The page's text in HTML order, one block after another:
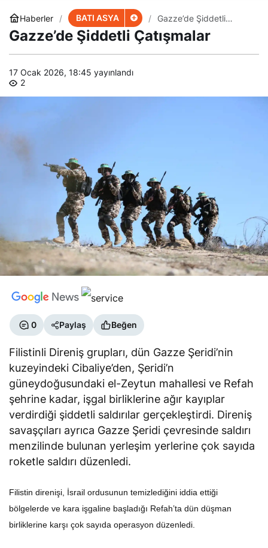
Haberler BATI ASYA
Gazze’de Şiddetli
Çatışmalar
Gazze’de Şiddetli Çatışmalar
17 Ocak 2026, 18:45 yayınlandı
2
0 Paylaş Beğen
Filistinli Direniş grupları, dün Gazze Şeridi’nin
kuzeyindeki Cibaliye’den, Şeridi’n
güneydoğusundaki el-Zeytun mahallesi ve Refah
şehrine kadar, işgal birliklerine ağır kayıplar
verdirdiği şiddetli saldırılar gerçekleştirdi. Direniş
savaşçıları ayrıca Gazze Şeridi çevresinde saldırı
menzilinde bulunan yerleşim yerlerine çok sayıda
roketle saldırı düzenledi.
Filistin direnişi, İsrail ordusunun temizlediğini iddia ettiği
bölgelerde ve kara işgaline başladığı Refah’ta dün düşman
birliklerine karşı çok sayıda operasyon düzenledi.